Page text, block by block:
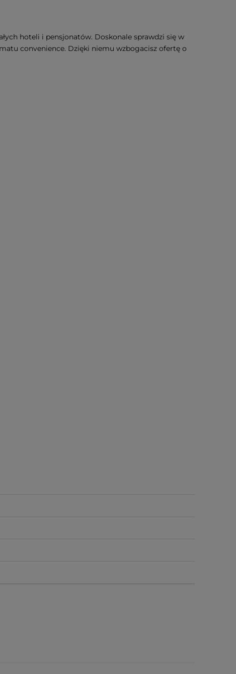
hoteli i pensjonatów. Doskonale sprawdzi się w
convenience. Dzięki niemu wzbogacisz ofertę o